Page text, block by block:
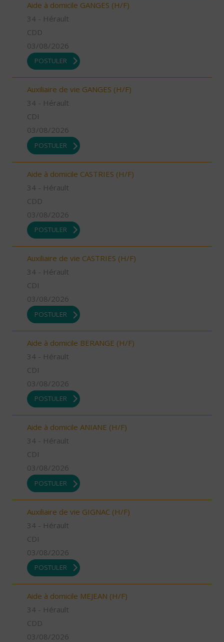
Aide à domicile GANGES (H/F)
34 - Hérault
CDD
03/08/2026
POSTULER
Auxiliaire de vie GANGES (H/F)
34 - Hérault
CDI
03/08/2026
POSTULER
Aide à domicile CASTRIES (H/F)
34 - Hérault
CDD
03/08/2026
POSTULER
Auxiliaire de vie CASTRIES (H/F)
34 - Hérault
CDI
03/08/2026
POSTULER
Aide à domicile BERANGE (H/F)
34 - Hérault
CDI
03/08/2026
POSTULER
Aide à domicile ANIANE (H/F)
34 - Hérault
CDI
03/08/2026
POSTULER
Auxiliaire de vie GIGNAC (H/F)
34 - Hérault
CDI
03/08/2026
POSTULER
Aide à domicile MEJEAN (H/F)
34 - Hérault
CDD
03/08/2026